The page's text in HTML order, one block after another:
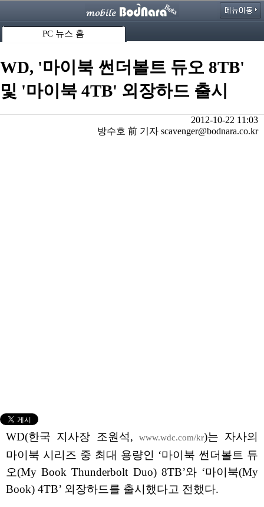
PC 뉴스 홈
WD, '마이북 썬더볼트 듀오 8TB'
및 '마이북 4TB' 외장하드 출시
2012-10-22 11:03
방수호 前 기자 scavenger@bodnara.co.kr
WD(한국 지사장 조원석, www.wdc.com/kr)는 자사의
마이북 시리즈 중 최대 용량인 ‘마이북 썬더볼트 듀
오(My Book Thunderbolt Duo) 8TB’와 ‘마이북(My
Book) 4TB’ 외장하드를 출시했다고 전했다.